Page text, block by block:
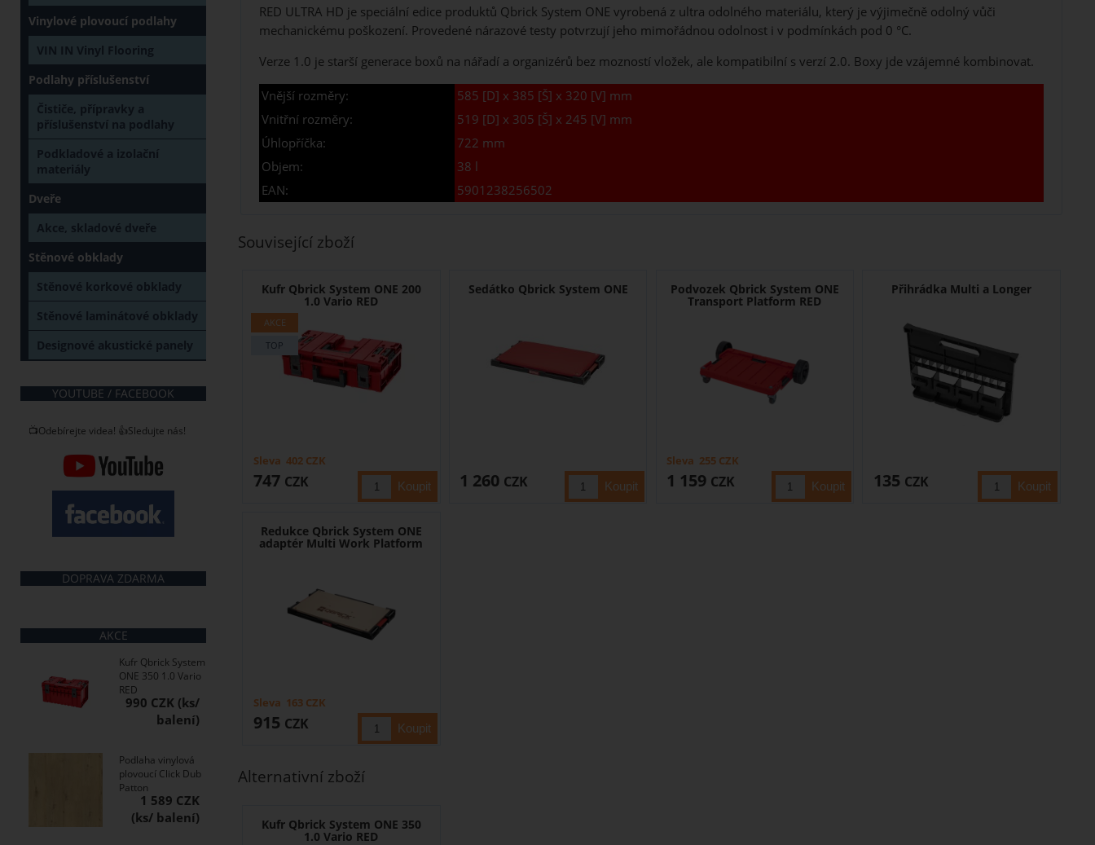
RED ULTRA HD je speciální edice produktů Qbrick System ONE vyrobená z ultra odolného materiálu, který je výjimečně odolný vůči
mechanickému poškození. Provedené nárazové testy potvrzují jeho mimořádnou odolnost i v podmínkách pod 0 °C.
Verze 1.0 je starší generace boxů na nářadí a organizérů bez mozností vložek, ale kompatibilní s verzí 2.0. Boxy jde vzájemné kombinovat.
Vnější rozměry:
585 [D] x 385 [Š] x 320 [V] mm
Vnitřní rozměry:
519 [D] x 305 [Š] x 245 [V] mm
Úhlopříčka:
722 mm
Objem:
38 l
EAN:
5901238256502
Související zboží
Kufr Qbrick System ONE 200
1.0 Vario RED
747 CZK
Sleva 402 CZK
Sedátko Qbrick System ONE
1 260 CZK
Podvozek Qbrick System ONE
Transport Platform RED
1 159 CZK
Sleva 255 CZK
Přihrádka Multi a Longer
135 CZK
Redukce Qbrick System ONE
adaptér Multi Work Platform
915 CZK
Sleva 163 CZK
Alternativní zboží
Kufr Qbrick System ONE 350
1.0 Vario RED
Vinylové plovoucí podlahy
VIN IN Vinyl Flooring
Podlahy příslušenství
Čističe, přípravky a
příslušenství na podlahy
Podkladové a izolační
materiály
Dveře
Akce, skladové dveře
Stěnové obklady
Stěnové korkové obklady
Stěnové laminátové obklady
Designové akustické panely
YOUTUBE / FACEBOOK
📺Odebírejte videa! 👍Sledujte nás!
DOPRAVA ZDARMA
AKCE
Kufr Qbrick System
ONE 350 1.0 Vario
RED
990 CZK
Podlaha vinylová
plovoucí Click Dub
Patton
1 589 CZK